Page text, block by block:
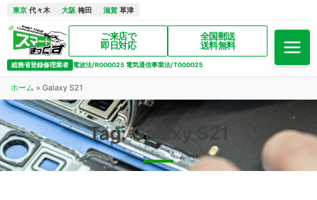
東京 代々木 大阪 梅田 滋賀 草津
ご来店で
即日対応
全国郵送
送料無料
総務省登録修理業者 電波法/R000025 電気通信事業法/T000025
ホーム » Galaxy S21
Tag: Galaxy S21